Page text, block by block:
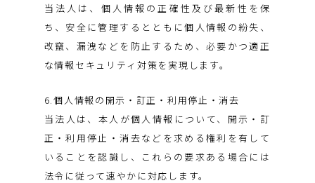
当法人は、個人情報の正確性及び最新性を保
ち、安全に管理するとともに個人情報の紛失、
改竄、漏洩などを防止するため、必要かつ適正
な情報セキュリティ対策を実現します。
6.個人情報の開示・訂正・利用停止・消去
当法人は、本人が個人情報について、開示・訂
正・利用停止・消去などを求める権利を有して
いることを認識し、これらの要求ある場合には
法令に従って速やかに対応します。